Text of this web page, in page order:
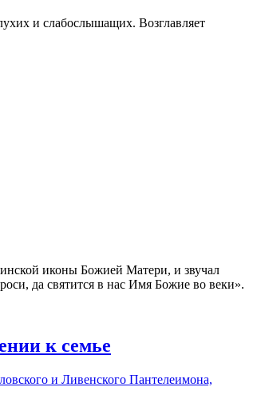
и слабослышащих. Возглавляет
иконы Божией Матери, и звучал
да святится в нас Имя Божие во веки».
к семье
и Ливенского Пантелеимона,